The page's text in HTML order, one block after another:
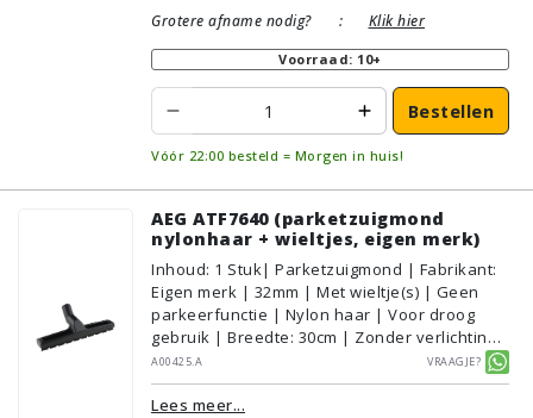
Grotere afname nodig?
: Klik hier
Voorraad: 10+
Bestellen
Vóór 22:00 besteld = Morgen in huis!
AEG ATF7640 (parketzuigmond
nylonhaar + wieltjes, eigen merk)
Inhoud: 1 Stuk| Parketzuigmond | Fabrikant:
Eigen merk | 32mm | Met wieltje(s) | Geen
parkeerfunctie | Nylon haar | Voor droog
gebruik | Breedte: 30cm | Zonder verlichting |
Zonder kliksysteem | Zwart | Alternatief |
Geschikt voor vloertype: Plavuizen/Tegels,
Parket/Laminaat, PVC/Vinyl
A00425.A Vraagje?
Lees meer...